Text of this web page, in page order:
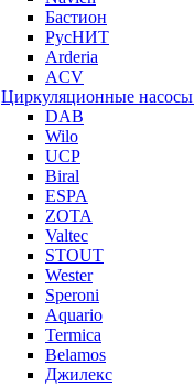
Бастион
РусНИТ
Arderia
ACV
Циркуляционные насосы
DAB
Wilo
UCP
Biral
ESPA
ZOTA
Valtec
STOUT
Wester
Speroni
Aquario
Termica
Belamos
Джилекс